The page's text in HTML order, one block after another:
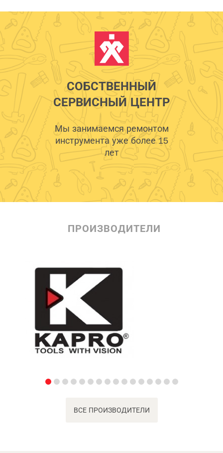
СОБСТВЕННЫЙ
СЕРВИСНЫЙ ЦЕНТР
Мы занимаемся ремонтом
инструмента уже более 15
лет
ПРОИЗВОДИТЕЛИ
ВСЕ ПРОИЗВОДИТЕЛИ